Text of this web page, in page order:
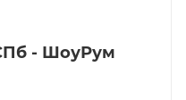
- ШоуРум